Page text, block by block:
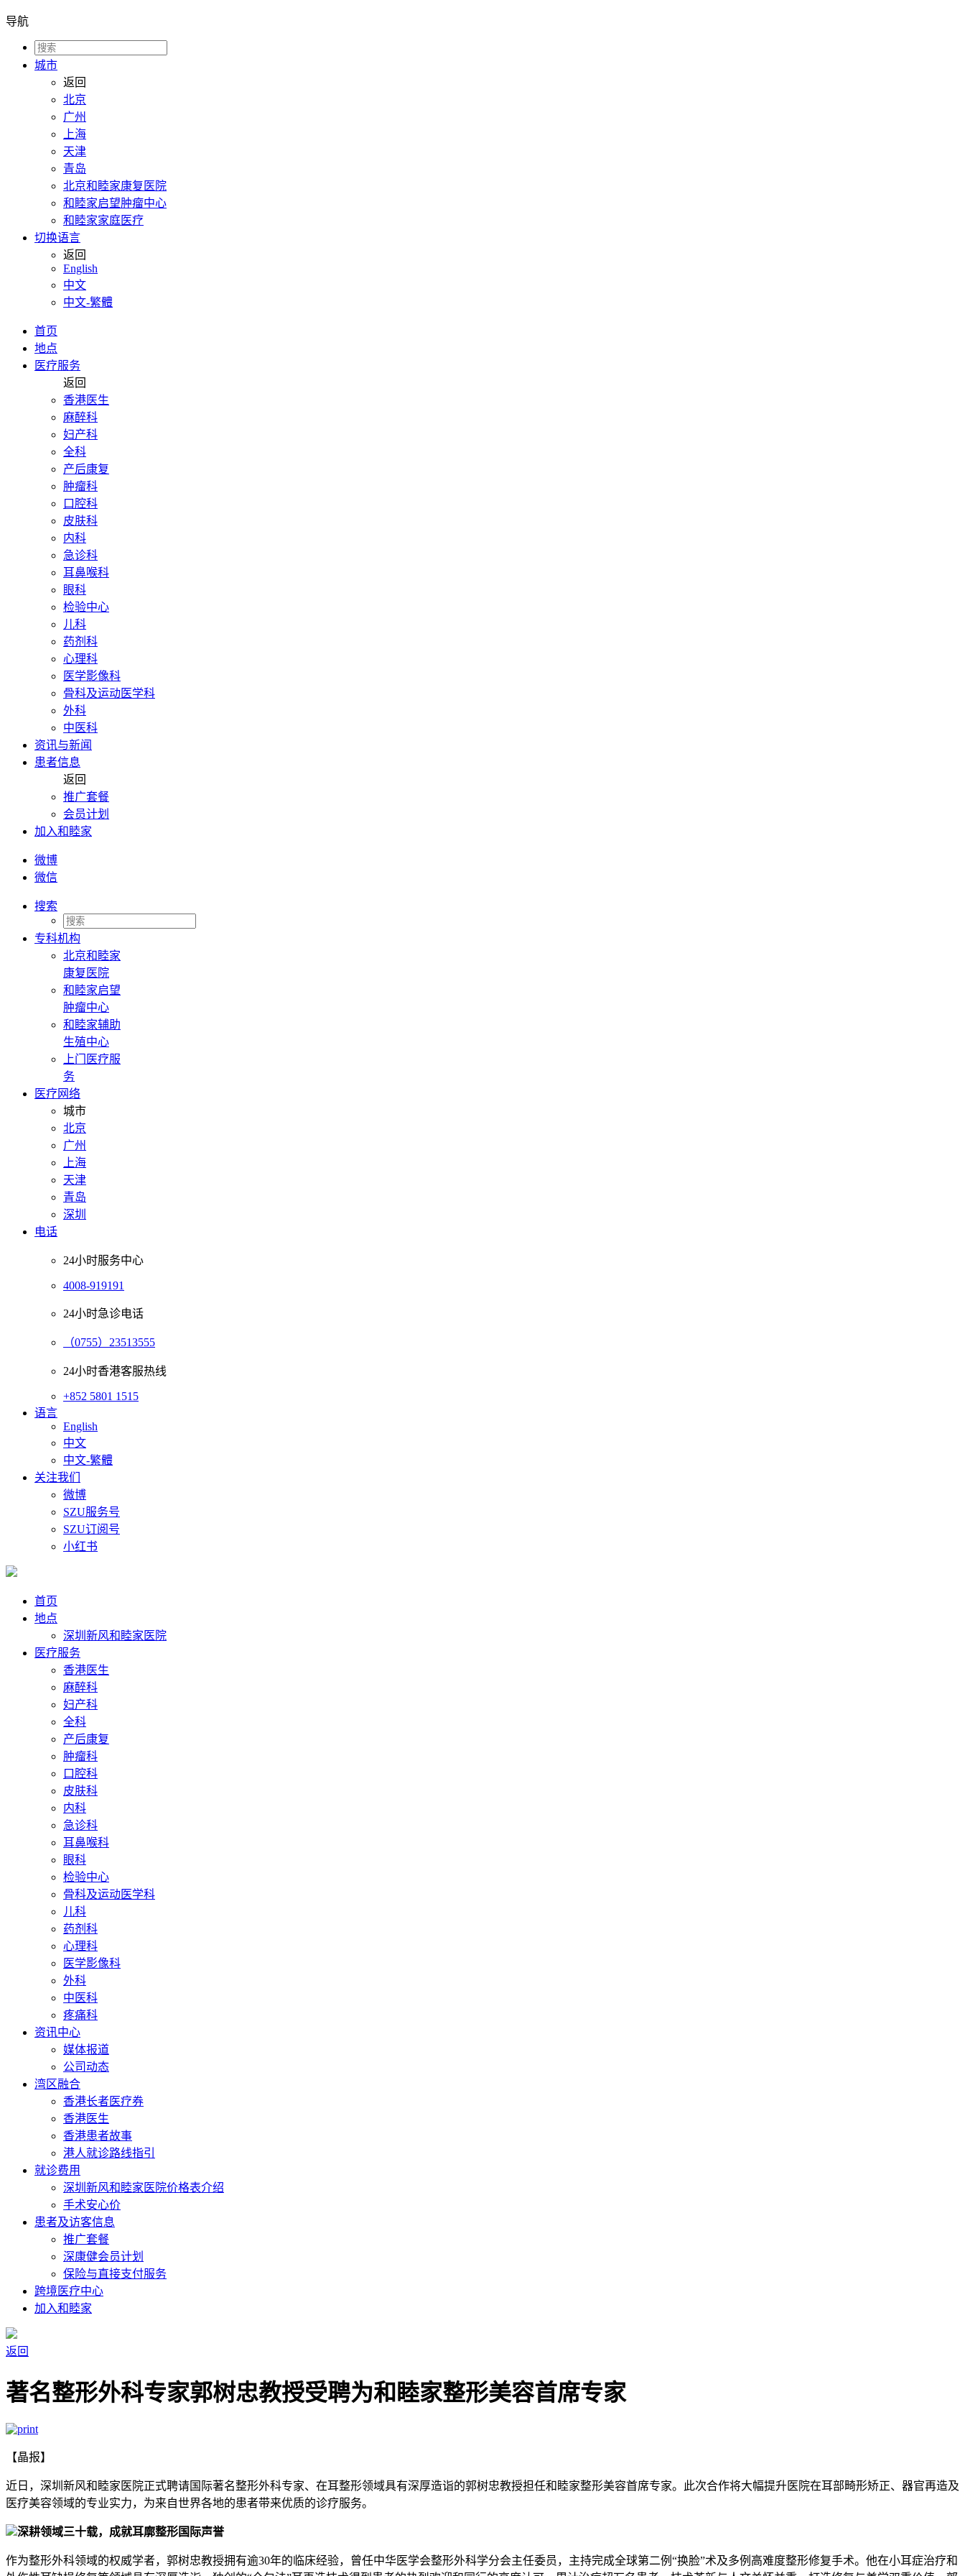
导航
城市
返回
北京
广州
上海
天津
青岛
北京和睦家康复医院
和睦家启望肿瘤中心
和睦家家庭医疗
切换语言
返回
English
中文
中文-繁體
首页
地点
医疗服务
返回
香港医生
麻醉科
妇产科
全科
产后康复
肿瘤科
口腔科
皮肤科
内科
急诊科
耳鼻喉科
眼科
检验中心
儿科
药剂科
心理科
医学影像科
骨科及运动医学科
外科
中医科
资讯与新闻
患者信息
返回
推广套餐
会员计划
加入和睦家
微博
微信
搜索
专科机构
北京和睦家
康复医院
和睦家启望
肿瘤中心
和睦家辅助
生殖中心
上门医疗服
务
医疗网络
城市
北京
广州
上海
天津
青岛
深圳
电话
24小时服务中心
4008-919191
24小时急诊电话
（0755）23513555
24小时香港客服热线
+852 5801 1515
语言
English
中文
中文-繁體
关注我们
微博
SZU服务号
SZU订阅号
小红书
首页
地点
深圳新风和睦家医院
医疗服务
香港医生
麻醉科
妇产科
全科
产后康复
肿瘤科
口腔科
皮肤科
内科
急诊科
耳鼻喉科
眼科
检验中心
骨科及运动医学科
儿科
药剂科
心理科
医学影像科
外科
中医科
疼痛科
资讯中心
媒体报道
公司动态
湾区融合
香港长者医疗券
香港医生
香港患者故事
港人就诊路线指引
就诊费用
深圳新风和睦家医院价格表介绍
手术安心价
患者及访客信息
推广套餐
深康健会员计划
保险与直接支付服务
跨境医疗中心
加入和睦家
返回
著名整形外科专家郭树忠教授受聘为和睦家整形美容首席专家
【晶报】
近日，深圳新风和睦家医院正式聘请国际著名整形外科专家、在耳整形领域具有深厚造诣的郭树忠教授担任和睦家整形美容首席专家。此次合作将大幅提升医院在耳部畸形矫正、器官再造及
医疗美容领域的专业实力，为来自世界各地的患者带来优质的诊疗服务。
深耕领域三十载，成就耳廓整形国际声誉
作为整形外科领域的权威学者，郭树忠教授拥有逾30年的临床经验，曾任中华医学会整形外科学分会主任委员，主持完成全球第二例“换脸”术及多例高难度整形修复手术。他在小耳症治疗和